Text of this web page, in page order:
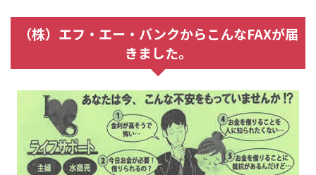
（株）エフ・エー・バンクからこんなFAXが届
きました。